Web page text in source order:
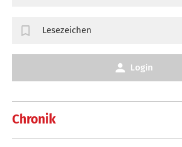
Chronik
Lesezeichen
Login